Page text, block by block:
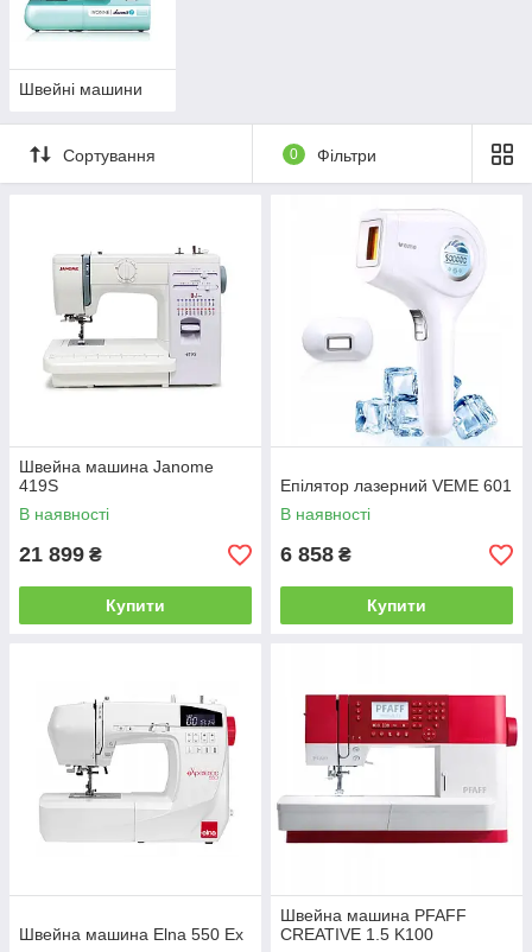
Швейні машини
Сортування 0 Фільтри
Швейна машина Janome
419S
В наявності
21 899 ₴
Купити
Епілятор лазерний VEME 601
В наявності
6 858 ₴
Купити
Швейна машина Elna 550 Ex
Швейна машина PFAFF
CREATIVE 1.5 K100